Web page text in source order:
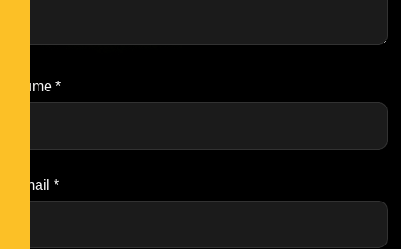
Nume *
Email *